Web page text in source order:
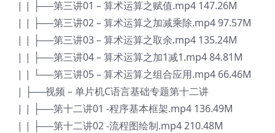
| | ├──第三讲01 – 算术运算之赋值.mp4 147.26M
| | ├──第三讲02 – 算术运算之加减乘除.mp4 97.57M
| | ├──第三讲03 – 算术运算之取余.mp4 135.24M
| | ├──第三讲04 – 算术运算之加1减1.mp4 84.81M
| | └──第三讲05 – 算术运算之组合应用.mp4 66.46M
| ├──视频 – 单片机C语言基础专题第十二讲
| | ├──第十二讲01 -程序基本框架.mp4 136.49M
| | ├──第十二讲02 -流程图绘制.mp4 210.48M